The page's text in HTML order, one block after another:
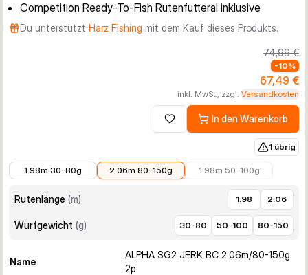
Competition Ready-To-Fish Rutenfutteral inklusive
Du unterstützt Harz Fishing mit dem Kauf dieses Produkts.
74,99 €
-10%
67,49 €
inkl. MwSt., zzgl. Versandkosten
Zur Wunschliste hinzufügen
In den Warenkorb
1 übrig
1.98m 30–80g
2.06m 80–150g
1.98m 50–100g
Rutenlänge (m) 1.98 2.06
Wurfgewicht (g) 30-80 50-100 80-150
Name
ALPHA SG2 JERK BC 2.06m/80-150g
2p